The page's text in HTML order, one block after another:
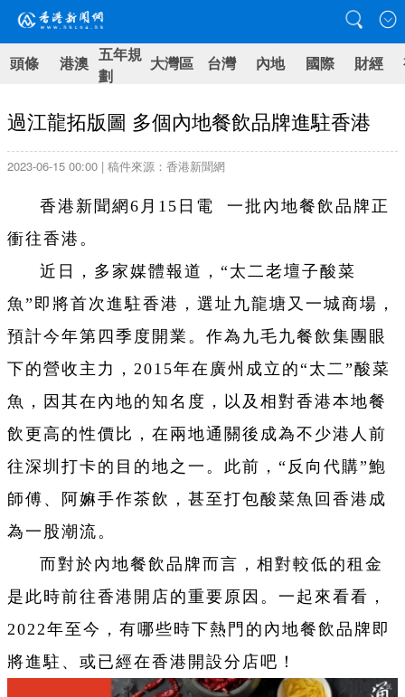
頭條 港澳 五年規
劃
大灣區 台灣 內地 國際 財經
過江龍拓版圖 多個內地餐飲品牌進駐香港
2023-06-15 00:00 | 稿件來源：香港新聞網
香港新聞網6月15日電 一批內地餐飲品牌正
衝往香港。
近日，多家媒體報道，“太二老壇子酸菜
魚”即將首次進駐香港，選址九龍塘又一城商場，
預計今年第四季度開業。作為九毛九餐飲集團眼
下的營收主力，2015年在廣州成立的“太二”酸菜
魚，因其在內地的知名度，以及相對香港本地餐
飲更高的性價比，在兩地通關後成為不少港人前
往深圳打卡的目的地之一。此前，“反向代購”鮑
師傅、阿嫲手作茶飲，甚至打包酸菜魚回香港成
為一股潮流。
而對於內地餐飲品牌而言，相對較低的租金
是此時前往香港開店的重要原因。一起來看看，
2022年至今，有哪些時下熱門的內地餐飲品牌即
將進駐、或已經在香港開設分店吧！